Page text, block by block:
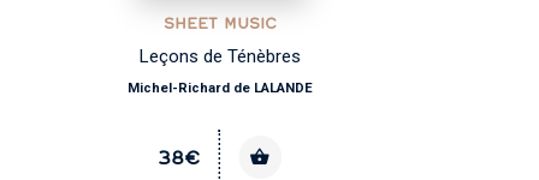
SHEET MUSIC
Leçons de Ténèbres
Michel-Richard de LALANDE
38€